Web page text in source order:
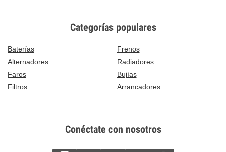
Categorías populares
Baterías
Frenos
Alternadores
Radiadores
Faros
Bujías
Filtros
Arrancadores
Conéctate con nosotros